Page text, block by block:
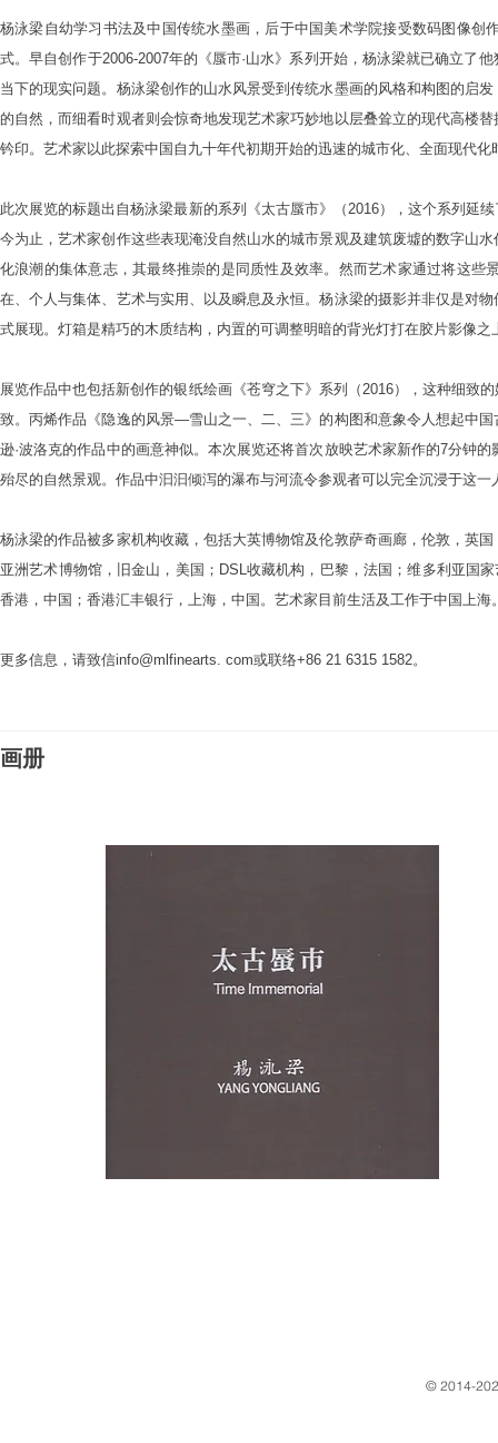
杨泳梁自幼学习书法及中国传统水墨画，后于中国美术学院接受数码图像
式。早自创作于2006-2007年的《蜃市·山水》系列开始，杨泳梁就已确立了
当下的现实问题。杨泳梁创作的山水风景受到传统水墨画的风格和构图的启
的自然，而细看时观者则会惊奇地发现艺术家巧妙地以层叠耸立的现代高楼
钤印。艺术家以此探索中国自九十年代初期开始的迅速的城市化、全面现代
此次展览的标题出自杨泳梁最新的系列《太古蜃市》（2016），这个系列延
今为止，艺术家创作这些表现淹没自然山水的城市景观及建筑废墟的数字山
化浪潮的集体意志，其最终推崇的是同质性及效率。然而艺术家通过将这
在、个人与集体、艺术与实用、以及瞬息及永恒。杨泳梁的摄影并非仅是对
式展现。灯箱是精巧的木质结构，内置的可调整明暗的背光灯打在胶片影像
展览作品中也包括新创作的银纸绘画《苍穹之下》系列（2016），这种细致
致。丙烯作品《隐逸的风景—雪山之一、二、三》的构图和意象令人想起中
逊·波洛克的作品中的画意神似。本次展览还将首次放映艺术家新作的7分钟
殆尽的自然景观。作品中汩汩倾泻的瀑布与河流令参观者可以完全沉浸于这
杨泳梁的作品被多家机构收藏，包括大英博物馆及伦敦萨奇画廊，伦敦，英
亚洲艺术博物馆，旧金山，美国；DSL收藏机构，巴黎，法国；维多利亚国
香港，中国；香港汇丰银行，上海，中国。艺术家目前生活及工作于中国上海
更多信息，请致信info@mlfinearts. com或联络+86 21 6315 1582。
画册
​© 2014-